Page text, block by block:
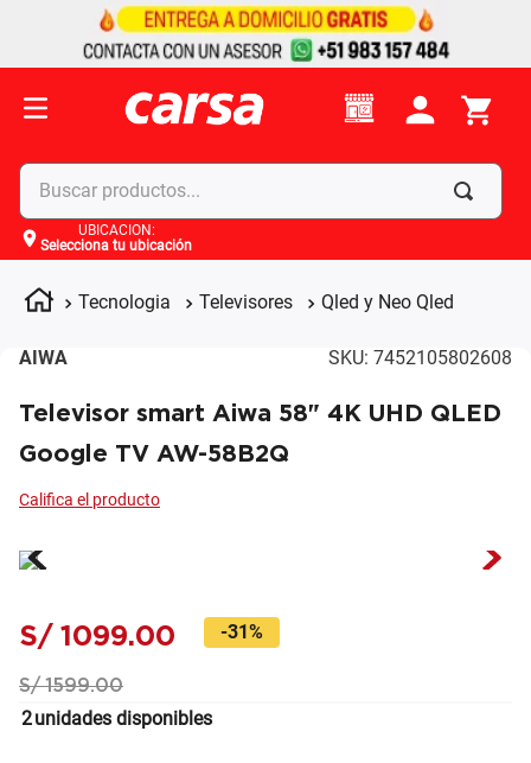
Buscar productos...
UBICACIÓN:
Selecciona tu ubicación
Tecnologia Televisores Qled y Neo Qled
AIWA SKU: 7452105802608
Televisor smart Aiwa 58" 4K UHD QLED
Google TV AW-58B2Q
S/ 1099.00 -31%
S/ 1599.00
2unidades disponibles
Términos más buscados
celulares
4. apple